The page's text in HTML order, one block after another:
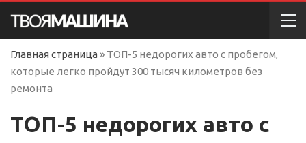
Главная страница » ТОП-5 недорогих авто с пробегом,
которые легко пройдут 300 тысяч километров без
ремонта
ТОП-5 недорогих авто с